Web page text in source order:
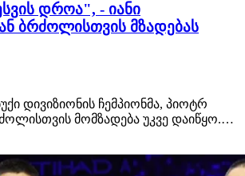
დროა", - იანი
ბრძოლისთვის მზადებას
დივიზიონის ჩემპიონმა, პიოტრ
მომზადება უკვე დაიწყო.
მებრძოლი სტრაიკინგში
რომ მისი მოწინააღმდეგე